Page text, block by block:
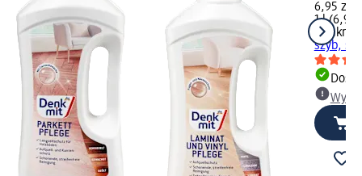
6,95 zł
1 l (6,95
Denkmit
szyb,